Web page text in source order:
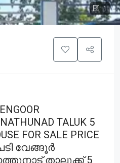
1
TALUK 5
FOR SALE PRICE
വേങ്ങൂർ
താലൂക്ക് 5